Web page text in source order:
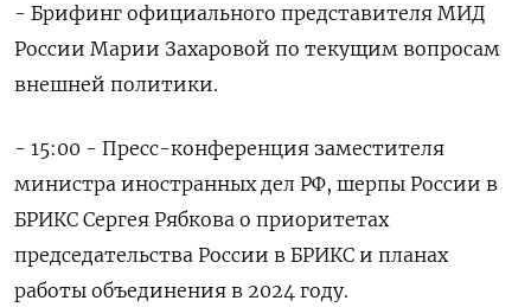
- Брифинг официального представителя МИД
России Марии Захаровой по текущим вопросам
внешней политики.
- 15:00 - Пресс-конференция заместителя
министра иностранных дел РФ, шерпы России в
БРИКС Сергея Рябкова о приоритетах
председательства России в БРИКС и планах
работы объединения в 2024 году.